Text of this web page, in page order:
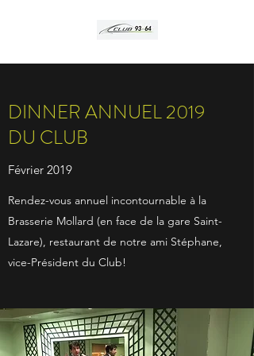
DINNER ANNUEL 2019
DU CLUB
Février 2019
Rendez-vous annuel incontournable à la
Brasserie Mollard (en face de la gare Saint-
Lazare), restaurant de notre ami Stéphane,
vice-Président du Club!